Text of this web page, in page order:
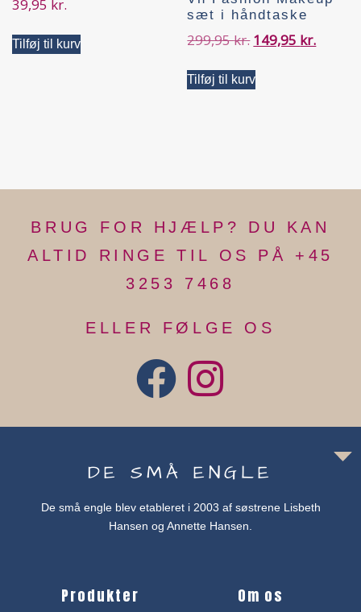
39,95 kr.
Tilføj til kurv
sæt i håndtaske
299,95kr. 149,95 kr.
Tilføj til kurv
BRUG FOR HJÆLP? DU KAN
ALTID RINGE TIL OS PÅ +45
3253 7468
ELLER FØLGE OS
DE SMÅ ENGLE
De små engle blev etableret i 2003 af søstrene Lisbeth
Hansen og Annette Hansen.
Produkter Om os